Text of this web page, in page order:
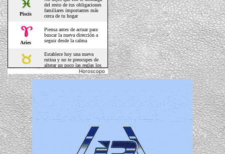
Horoscopo